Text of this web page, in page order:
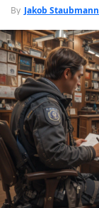
By Jakob Staubmann